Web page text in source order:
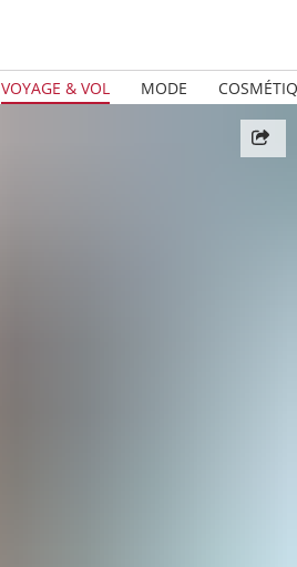
VOYAGE & VOL MODE